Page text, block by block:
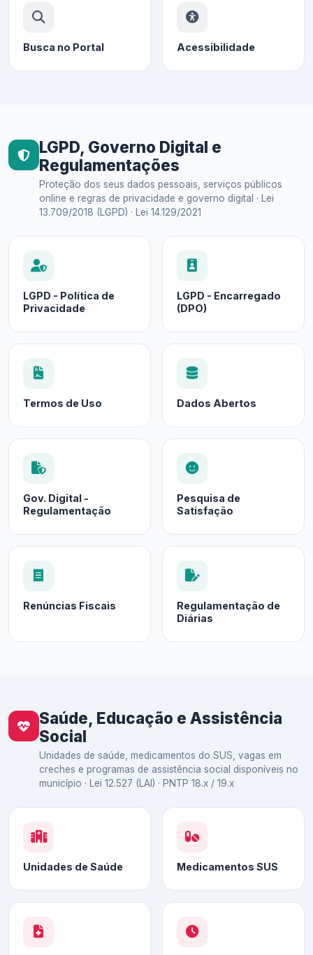
Busca no Portal Acessibilidade
LGPD, Governo Digital e
Regulamentações
Proteção dos seus dados pessoais, serviços públicos
online e regras de privacidade e governo digital · Lei
13.709/2018 (LGPD) · Lei 14.129/2021
LGPD - Política de
Privacidade
LGPD - Encarregado
(DPO)
Termos de Uso Dados Abertos
Gov. Digital -
Regulamentação
Pesquisa de
Satisfação
Renúncias Fiscais
Regulamentação de
Diárias
Saúde, Educação e Assistência
Social
Unidades de saúde, medicamentos do SUS, vagas em
creches e programas de assistência social disponíveis no
município · Lei 12.527 (LAI) · PNTP 18.x / 19.x
Unidades de Saúde Medicamentos SUS